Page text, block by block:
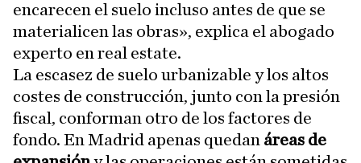
encarecen el suelo incluso antes de que se
materialicen las obras», explica el abogado
experto en real estate.
La escasez de suelo urbanizable y los altos
costes de construcción, junto con la presión
fiscal, conforman otro de los factores de
fondo. En Madrid apenas quedan áreas de